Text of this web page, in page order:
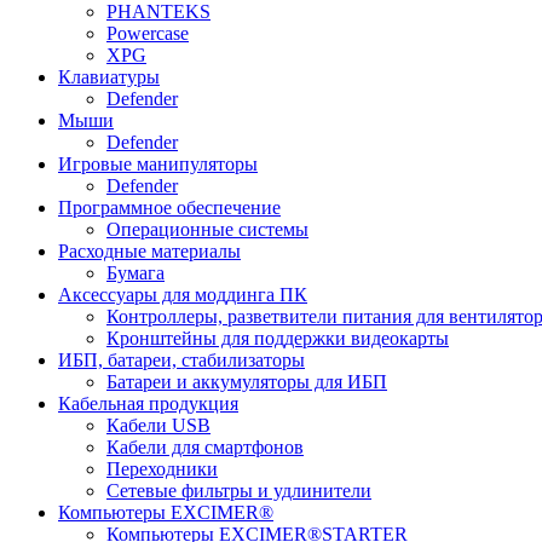
PHANTEKS
Powercase
XPG
Клавиатуры
Defender
Мыши
Defender
Игровые манипуляторы
Defender
Программное обеспечение
Операционные системы
Расходные материалы
Бумага
Аксессуары для моддинга ПК
Контроллеры, разветвители питания для
Кронштейны для поддержки видеокарты
ИБП, батареи, стабилизаторы
Батареи и аккумуляторы для ИБП
Кабельная продукция
Кабели USB
Кабели для смартфонов
Переходники
Сетевые фильтры и удлинители
Компьютеры EXCIMER®
Компьютеры EXCIMER®STARTER